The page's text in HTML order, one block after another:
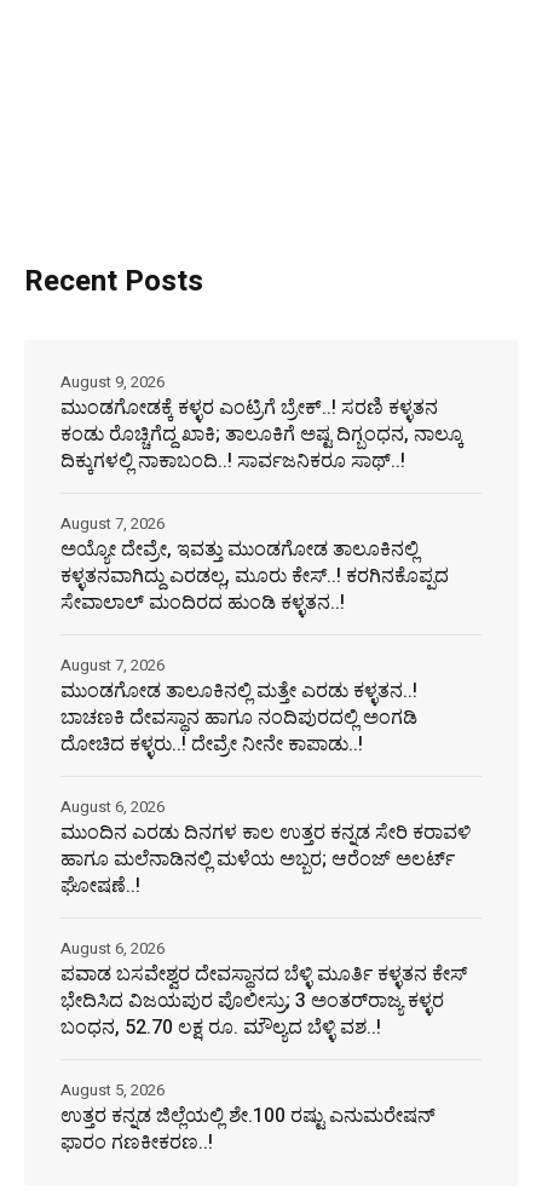
Recent Posts
ಮುಂಡಗೋಡಕ್ಕೆ ಕಳ್ಳರ ಎಂಟ್ರಿಗೆ ಬ್ರೇಕ್..! ಸರಣಿ ಕಳ್ಳತನ
ಕಂಡು ರೊಚ್ಚಿಗೆದ್ದ ಖಾಕಿ; ತಾಲೂಕಿಗೆ ಅಷ್ಟ ದಿಗ್ಬಂಧನ, ನಾಲ್ಕೂ
ದಿಕ್ಕುಗಳಲ್ಲಿ ನಾಕಾಬಂದಿ..! ಸಾರ್ವಜನಿಕರೂ ಸಾಥ್..!
August 9, 2026
ಅಯ್ಯೋ ದೇವ್ರೇ, ಇವತ್ತು ಮುಂಡಗೋಡ ತಾಲೂಕಿನಲ್ಲಿ
ಕಳ್ಳತನವಾಗಿದ್ದು ಎರಡಲ್ಲ, ಮೂರು ಕೇಸ್..! ಕರಗಿನಕೊಪ್ಪದ
ಸೇವಾಲಾಲ್ ಮಂದಿರದ ಹುಂಡಿ ಕಳ್ಳತನ..!
August 7, 2026
ಮುಂಡಗೋಡ ತಾಲೂಕಿನಲ್ಲಿ ಮತ್ತೇ ಎರಡು ಕಳ್ಳತನ..!
ಬಾಚಣಕಿ ದೇವಸ್ಥಾನ ಹಾಗೂ ನಂದಿಪುರದಲ್ಲಿ ಅಂಗಡಿ
ದೋಚಿದ ಕಳ್ಳರು..! ದೇವ್ರೇ ನೀನೇ ಕಾಪಾಡು..!
August 7, 2026
ಮುಂದಿನ ಎರಡು ದಿನಗಳ ಕಾಲ ಉತ್ತರ ಕನ್ನಡ ಸೇರಿ ಕರಾವಳಿ
ಹಾಗೂ ಮಲೆನಾಡಿನಲ್ಲಿ ಮಳೆಯ ಅಬ್ಬರ; ಆರೆಂಜ್ ಅಲರ್ಟ್
ಘೋಷಣೆ..!
August 6, 2026
ಪವಾಡ ಬಸವೇಶ್ವರ ದೇವಸ್ಥಾನದ ಬೆಳ್ಳಿ ಮೂರ್ತಿ ಕಳ್ಳತನ ಕೇಸ್
ಭೇದಿಸಿದ ವಿಜಯಪುರ ಪೊಲೀಸ್ರು; 3 ಅಂತರ್‌ರಾಜ್ಯ ಕಳ್ಳರ
ಬಂಧನ, 52.70 ಲಕ್ಷ ರೂ. ಮೌಲ್ಯದ ಬೆಳ್ಳಿ ವಶ..!
August 6, 2026
ಉತ್ತರ ಕನ್ನಡ ಜಿಲ್ಲೆಯಲ್ಲಿ ಶೇ.100 ರಷ್ಟು ಎನುಮರೇಷನ್
ಫಾರಂ ಗಣಕೀಕರಣ..!
August 5, 2026